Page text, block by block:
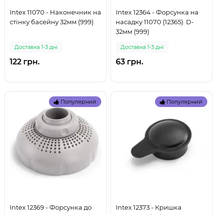
Intex 11070 - Наконечник на
стінку басейну 32мм (999)
Доставка 1-3 дні
122 грн.
Intex 12364 - Форсунка на
насадку 11070 (12365). D-
32мм (999)
Доставка 1-3 дні
63 грн.
Популярний
Intex 12369 - Форсунка до
Популярний
Intex 12373 - Кришка